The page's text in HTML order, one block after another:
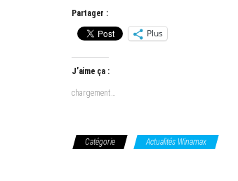
Partager :
Plus
J’aime ça :
chargement…
Catégorie Actualités Winamax